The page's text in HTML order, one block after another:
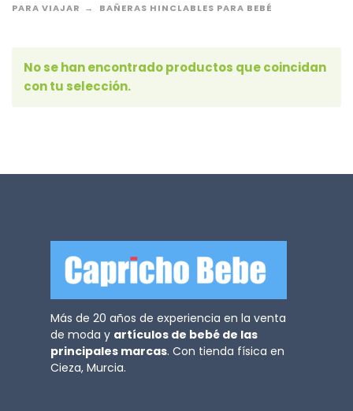
PARA VIAJAR BAÑERAS HINCLABLES PARA BEBÉ
No se han encontrado productos que coincidan
con tu selección.
Más de 20 años de experiencia en la venta
de moda y artículos de bebé de las
principales marcas. Con tienda física en
Cieza, Murcia.